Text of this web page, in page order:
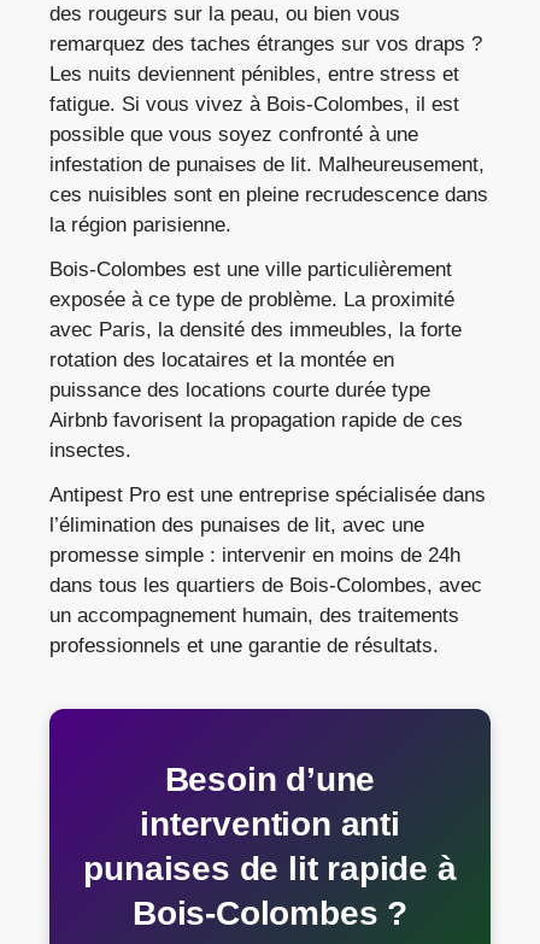
des rougeurs sur la peau, ou bien vous
remarquez des taches étranges sur vos draps ?
Les nuits deviennent pénibles, entre stress et
fatigue. Si vous vivez à Bois-Colombes, il est
possible que vous soyez confronté à une
infestation de punaises de lit. Malheureusement,
ces nuisibles sont en pleine recrudescence dans
la région parisienne.
Bois-Colombes est une ville particulièrement
exposée à ce type de problème. La proximité
avec Paris, la densité des immeubles, la forte
rotation des locataires et la montée en
puissance des locations courte durée type
Airbnb favorisent la propagation rapide de ces
insectes.
Antipest Pro est une entreprise spécialisée dans
l’élimination des punaises de lit, avec une
promesse simple : intervenir en moins de 24h
dans tous les quartiers de Bois-Colombes, avec
un accompagnement humain, des traitements
professionnels et une garantie de résultats.
Besoin d’une
intervention anti
punaises de lit rapide à
Bois-Colombes ?